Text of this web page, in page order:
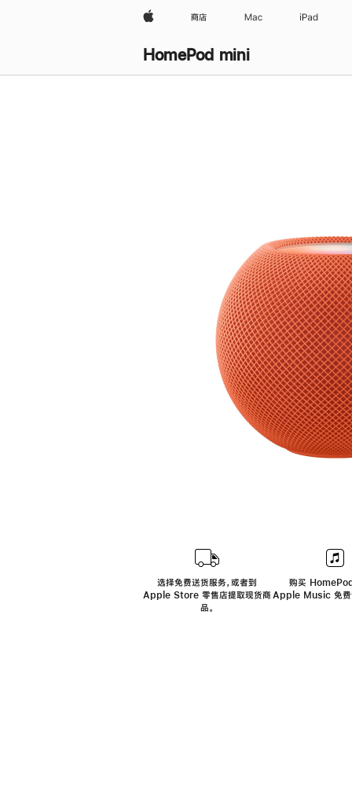
Apple 商店 Mac iPad
HomePod mini
选择免费送货服务，或者到
Apple Store 零售店提取现货商
品。
购买
Apple Music 免费